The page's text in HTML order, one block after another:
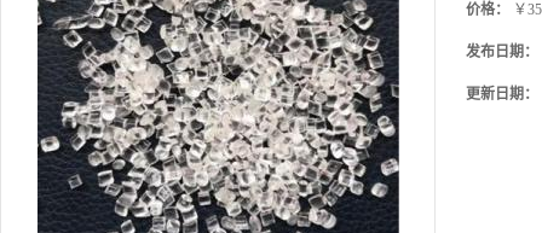
价格： ￥
发布日期：
更新日期：